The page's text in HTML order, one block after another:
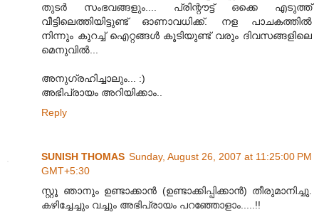
തുടര്‍ സംഭവങ്ങളും.... പ്രിന്റൗട്ട്‌ ഒക്കെ എടുത്ത്‌
വീട്ടിലെത്തിയിട്ടുണ്ട്‌ ഓണാവധിക്ക്‌. നള പാചകത്തില്‍
നിന്നും കുറച്ച്‌ ഐറ്റങ്ങള്‍ കൂടിയുണ്ട്‌ വരും ദിവസങ്ങളിലെ
മെനുവില്‍...
അനുഗ്രഹിച്ചാലും... :)
അഭിപ്രായം അറിയിക്കാം..
Reply
SUNISH THOMAS Sunday, August 26, 2007 at 11:25:00 PM
GMT+5:30
സ്റ്റൂ ഞാനും ഉണ്ടാക്കാന്‍ (ഉണ്ടാക്കിപ്പിക്കാന്‍) തീരുമാനിച്ചു.
കഴിച്ചേച്ചും വച്ചും അഭിപ്രായം പറഞ്ഞോളാം.....!!